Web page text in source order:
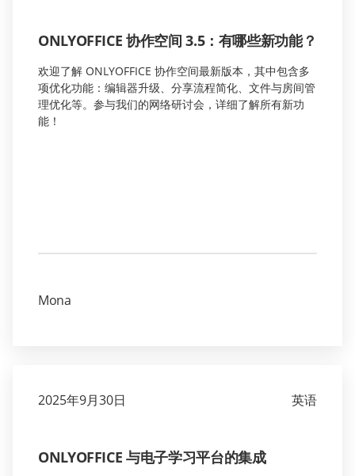
ONLYOFFICE 协作空间 3.5：有哪些新功能？
欢迎了解 ONLYOFFICE 协作空间最新版本，其中包含多
项优化功能：编辑器升级、分享流程简化、文件与房间管
理优化等。参与我们的网络研讨会，详细了解所有新功
能！
Mona
2025年9月30日 英语
ONLYOFFICE 与电子学习平台的集成